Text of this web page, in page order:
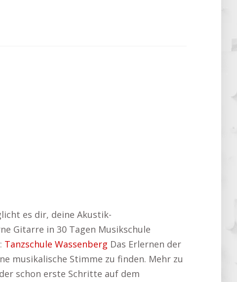
es dir, deine Akustik-
Gitarre in 30 Tagen Musikschule
Tanzschule Wassenberg Das Erlernen der
musikalische Stimme zu finden. Mehr zu
schon erste Schritte auf dem